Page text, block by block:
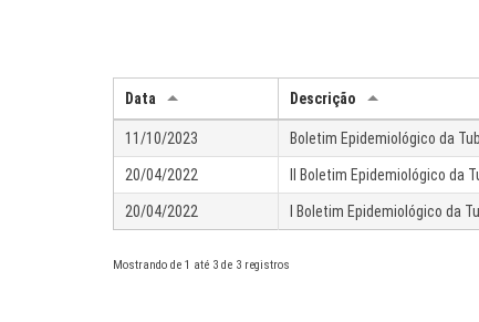
Data Descrição
11/10/2023 Boletim Epidemiológico da
20/04/2022 II Boletim Epidemiológico da
20/04/2022 I Boletim Epidemiológico da
Mostrando de 1 até 3 de 3 registros